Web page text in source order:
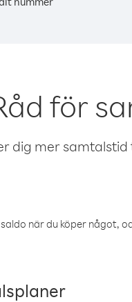
för
dig mer
när du köper något,